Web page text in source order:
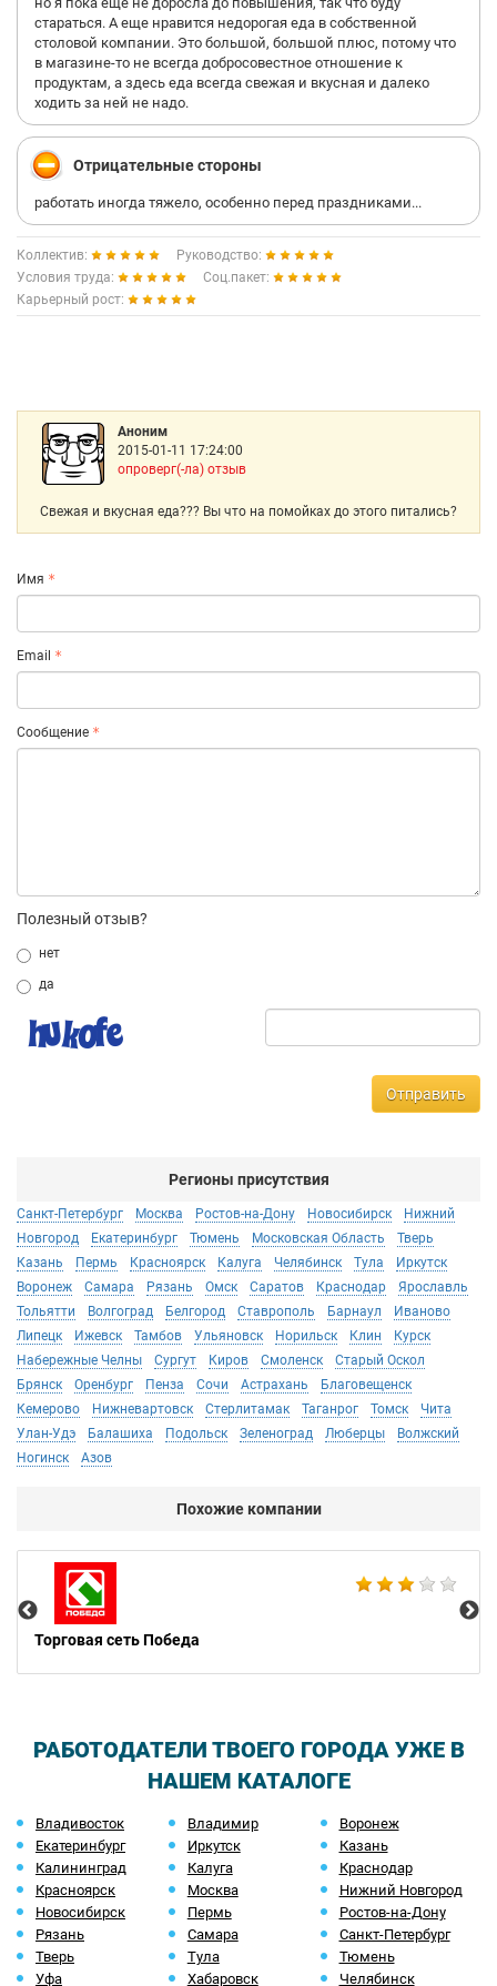
стараться. А еще нравится недорогая еда в собственной
столовой компании. Это большой, большой плюс, потому что
в магазине-то не всегда добросовестное отношение к
продуктам, а здесь еда всегда свежая и вкусная и далеко
ходить за ней не надо.
Отрицательные стороны
работать иногда тяжело, особенно перед праздниками...
Коллектив:
Руководство:
Условия труда:
Соц.пакет:
Карьерный рост:
Аноним
2015-01-11 17:24:00
опроверг(-ла) отзыв
Свежая и вкусная еда??? Вы что на помойках до этого питались?
Имя
Email
Сообщение
Полезный отзыв?
нет
да
Отправить
Регионы присутствия
Санкт-Петербург Москва Ростов-на-Дону Новосибирск
Нижний
Новгород
Екатеринбург Тюмень Московская Область
Тверь
Казань
Пермь Красноярск Калуга Челябинск Тула
Иркутск
Воронеж
Самара Рязань Омск Саратов Краснодар
Ярославль
Тольятти
Волгоград Белгород Ставрополь Барнаул
Иваново
Липецк
Ижевск Тамбов Ульяновск Норильск Клин
Курск
Набережные Челны
Сургут Киров Смоленск
Старый Оскол
Брянск
Оренбург Пенза Сочи Астрахань
Благовещенск
Кемерово
Нижневартовск Стерлитамак Таганрог Томск
Чита
Улан-Удэ
Балашиха Подольск Зеленоград Люберцы
Волжский
Ногинск
Азов
Похожие компании
Торговая сеть Победа
РАБОТОДАТЕЛИ ТВОЕГО ГОРОДА УЖЕ В
НАШЕМ КАТАЛОГЕ
Владивосток Владимир
Воронеж
Екатеринбург
Иркутск
Казань
Калининград
Калуга
Краснодар
Красноярск
Москва
Нижний Новгород
Новосибирск
Пермь
Ростов-на-Дону
Рязань
Самара
Санкт-Петербург
Тверь
Тула
Тюмень
Уфа
Хабаровск Челябинск